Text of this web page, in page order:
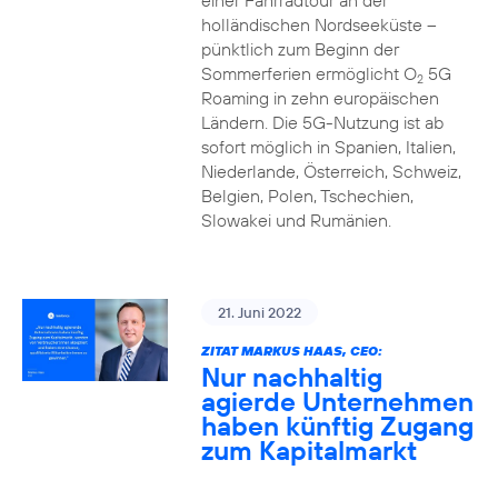
holländischen Nordseeküste –
pünktlich zum Beginn der
Sommerferien ermöglicht O25G
Roaming in zehn europäischen
Ländern. Die 5G-Nutzung ist ab
sofort möglich in Spanien, Italien,
Niederlande, Österreich, Schweiz,
Belgien, Polen, Tschechien,
Slowakei und Rumänien.
21. Juni 2022
ZITAT MARKUS HAAS, CEO:
Nur nachhaltig
agierde Unternehmen
haben künftig Zugang
zum Kapitalmarkt